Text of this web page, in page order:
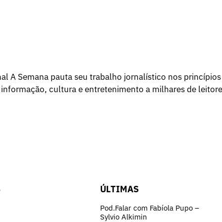
A Semana pauta seu trabalho jornalístico nos princípios
cultura e entretenimento a milhares de
ÚLTIMAS
Pod.Falar com Fabíola Pupo –
Sylvio Alkimin